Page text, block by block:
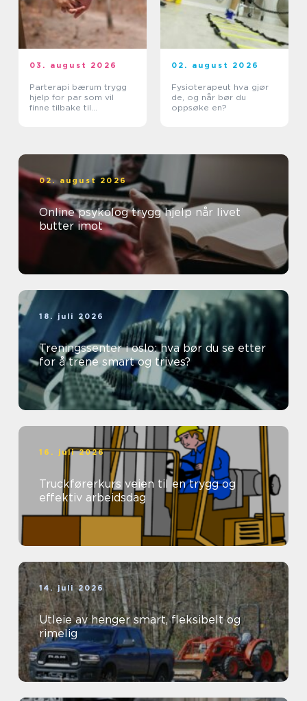
03. august 2026
Parterapi bærum trygg
hjelp for par som vil
finne tilbake til
02. august 2026
Fysioterapeut hva gjør
de, og når bør du
oppsøke en?
02. august 2026
Online psykolog trygg hjelp når livet
butter imot
18. juli 2026
Treningssenter i oslo: hva bør du se etter
for å trene smart og trives?
16. juli 2026
Truckførerkurs veien til en trygg og
effektiv arbeidsdag
14. juli 2026
Utleie av henger smart, fleksibelt og
rimelig